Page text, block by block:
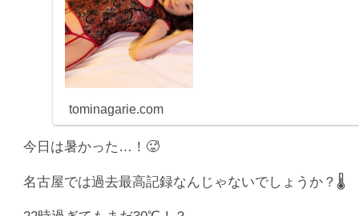
tominagarie.com
今日は暑かった…！🥵
名古屋では過去最高記録なんじゃないでしょうか？🌡️